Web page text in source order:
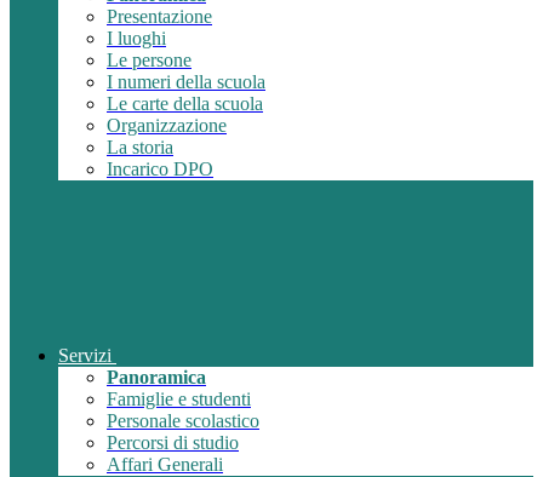
Presentazione
I luoghi
Le persone
I numeri della scuola
Le carte della scuola
Organizzazione
La storia
Incarico DPO
Servizi
Panoramica
Famiglie e studenti
Personale scolastico
Percorsi di studio
Affari Generali